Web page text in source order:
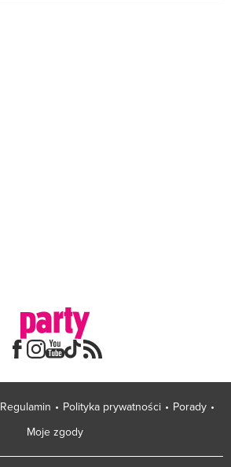
Regulamin Polityka prywatności
Porady
Moje zgody